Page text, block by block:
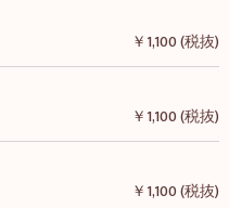
￥1,100 (税抜)
￥1,100 (税抜)
￥1,100 (税抜)